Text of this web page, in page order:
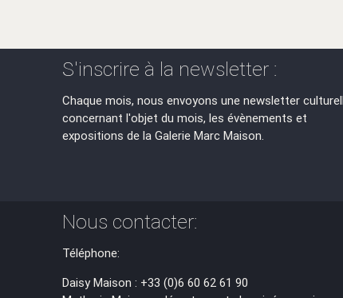
S'inscrire à la newsletter :
Chaque mois, nous envoyons une newsletter
concernant l'objet du mois, les évènements et
expositions de la Galerie Marc Maison.
Nous contacter:
Téléphone:
Daisy Maison : +33 (0)6 60 62 61 90